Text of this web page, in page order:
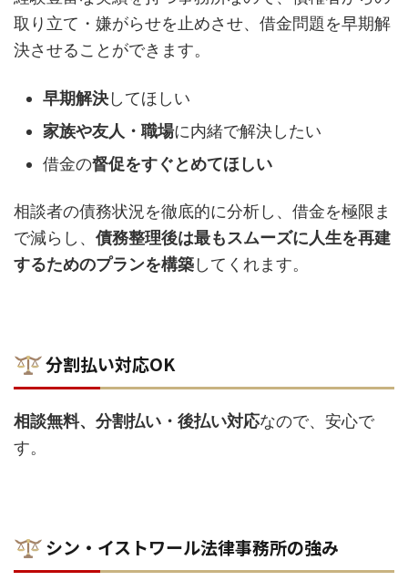
取り立て・嫌がらせを止めさせ、借金問題を早期解
決させることができます。
早期解決してほしい
家族や友人・職場に内緒で解決したい
借金の督促をすぐとめてほしい
相談者の債務状況を徹底的に分析し、借金を極限ま
で減らし、 債務整理後は最もスムーズに人生を再建
するためのプランを構築してくれます。
分割払い対応OK
相談無料、分割払い・後払い対応なので、安心で
す。
シン・イストワール法律事務所の強み